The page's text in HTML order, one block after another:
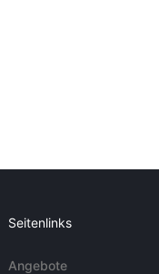
Seitenlinks
Angebote